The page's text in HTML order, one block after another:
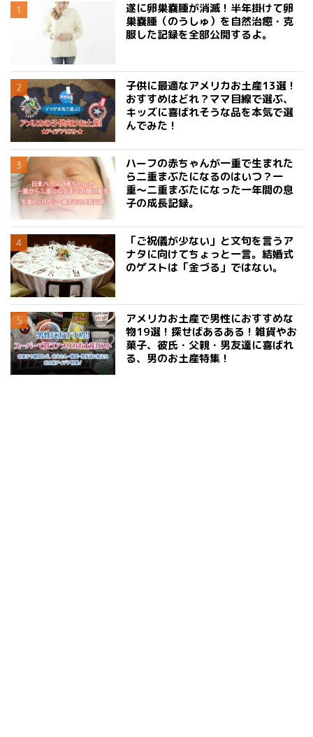
遂に卵巣嚢腫が消滅！半年掛けて卵
巣嚢腫（のうしゅ）を自然治癒・克
服した記録を全部公開するよ。
子供に最適なアメリカお土産13選！
おすすめはどれ？ママ目線で選ぶ、
キッズに喜ばれそうな品を本気で選
んでみた！
ハーフの赤ちゃんが一重で生まれた
ら二重まぶたになるのはいつ？一
重〜二重まぶたになった一年間の息
子の成長記録。
「ご祝儀が少ない」と文句を言うア
ナタに向けてちょっと一言。結婚式
のゲストは「金づる」ではない。
アメリカお土産で男性におすすめな
物19選！探せばあるある！雑貨やお
菓子、彼氏・父親・男友達に喜ばれ
る、男のお土産特集！